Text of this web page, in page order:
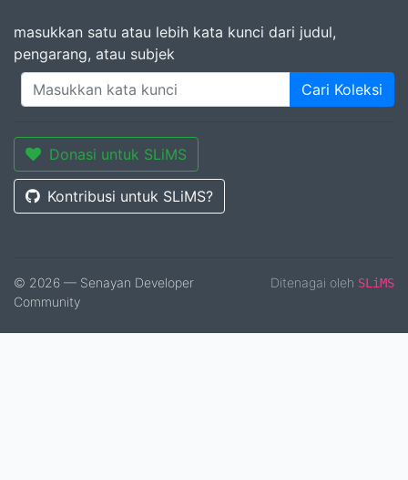
masukkan satu atau lebih kata kunci dari judul,
pengarang, atau subjek
Cari Koleksi
Donasi untuk SLiMS
Kontribusi untuk SLiMS?
© 2026 — Senayan Developer
Community
Ditenagai oleh SLiMS